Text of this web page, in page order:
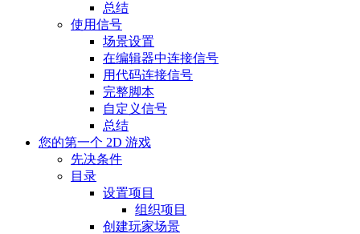
总结
使用信号
场景设置
在编辑器中连接信号
用代码连接信号
完整脚本
自定义信号
总结
您的第一个 2D 游戏
先决条件
目录
设置项目
组织项目
创建玩家场景